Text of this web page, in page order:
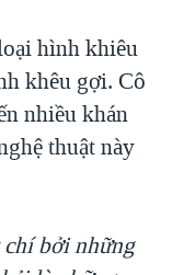
hình khiêu
khêu gợi. Cô
nhiều khán
thuật này
chí bởi những